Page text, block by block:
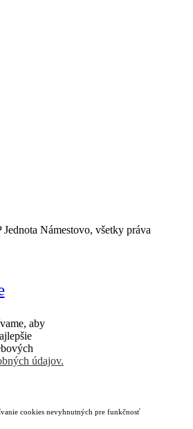
Námestovo, všetky práva
aby
údajov.
cookies nevyhnutných pre funkčnosť